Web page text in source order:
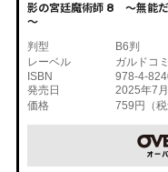
影の宮廷魔術師 8 ～無能だ
～
判型
B6判
レーベル
ガルドコ
ISBN
978-4-
発売日
2025年7
価格
759円（税